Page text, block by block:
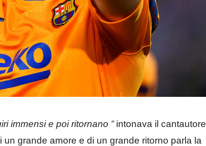
immensi e poi ritornano ”intonava il cantautore
un grande amore e di un grande ritorno parla la